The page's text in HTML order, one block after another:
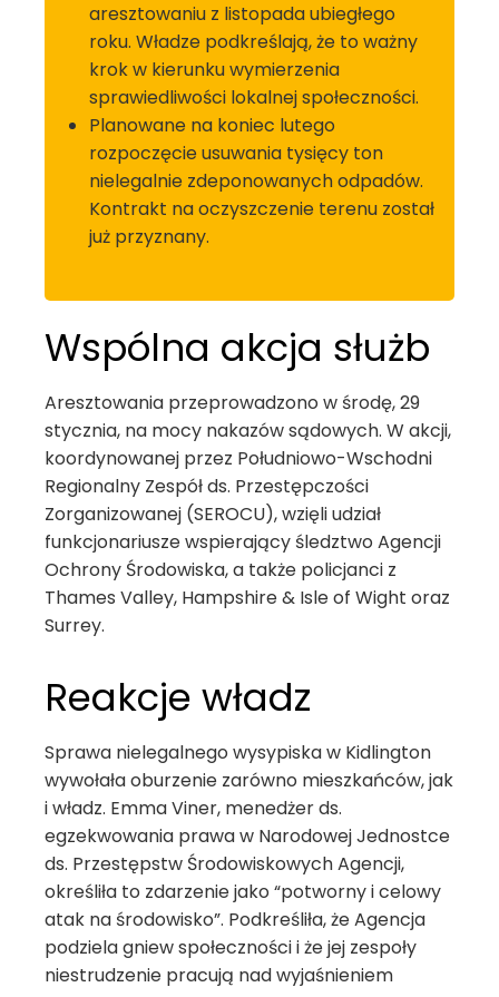
aresztowaniu z listopada ubiegłego
roku. Władze podkreślają, że to ważny
krok w kierunku wymierzenia
sprawiedliwości lokalnej społeczności.
Planowane na koniec lutego
rozpoczęcie usuwania tysięcy ton
nielegalnie zdeponowanych odpadów.
Kontrakt na oczyszczenie terenu został
już przyznany.
Wspólna akcja służb
Aresztowania przeprowadzono w środę, 29
stycznia, na mocy nakazów sądowych. W akcji,
koordynowanej przez Południowo-Wschodni
Regionalny Zespół ds. Przestępczości
Zorganizowanej (SEROCU), wzięli udział
funkcjonariusze wspierający śledztwo Agencji
Ochrony Środowiska, a także policjanci z
Thames Valley, Hampshire & Isle of Wight oraz
Surrey.
Reakcje władz
Sprawa nielegalnego wysypiska w Kidlington
wywołała oburzenie zarówno mieszkańców, jak
i władz. Emma Viner, menedżer ds.
egzekwowania prawa w Narodowej Jednostce
ds. Przestępstw Środowiskowych Agencji,
określiła to zdarzenie jako “potworny i celowy
atak na środowisko”. Podkreśliła, że Agencja
podziela gniew społeczności i że jej zespoły
niestrudzenie pracują nad wyjaśnieniem